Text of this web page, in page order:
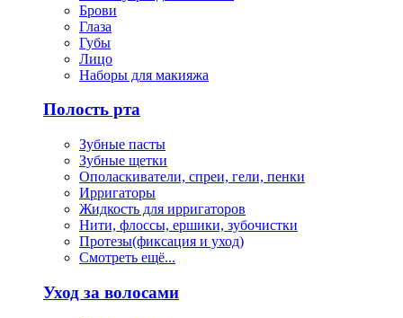
Брови
Глаза
Губы
Лицо
Наборы для макияжа
Полость рта
Зубные пасты
Зубные щетки
Ополаскиватели, спреи, гели, пенки
Ирригаторы
Жидкость для ирригаторов
Нити, флоссы, ершики, зубочистки
Протезы(фиксация и уход)
Смотреть ещё...
Уход за волосами